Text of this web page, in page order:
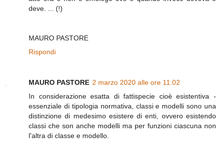
deve. ... (!)
MAURO PASTORE
Rispondi
MAURO PASTORE 2 marzo 2020 alle ore 11:02
In considerazione esatta di fattispecie cioè esistentiva -
essenziale di tipologia normativa, classi e modelli sono una
distinzione di medesimo esistere di enti, ovvero esistendo
classi che son anche modelli ma per funzioni ciascuna non
l'altra di classe e modello.